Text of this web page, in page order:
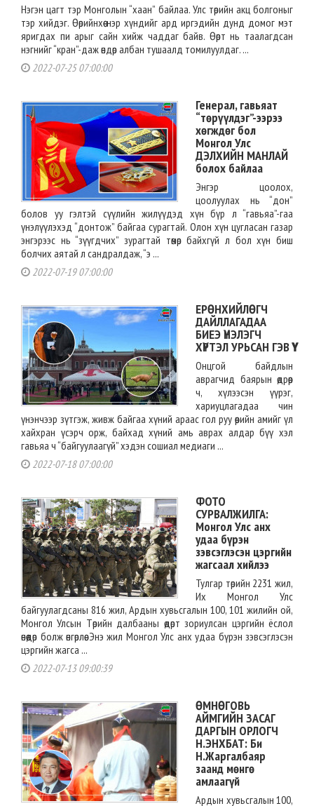
Нэгэн цагт тэр Монголын “хаан” байлаа. Улс төрийн акц болгоныг
тэр хийдэг. Өөрийнхөө нэр хүндийг ард иргэдийн дунд домог мэт
яригдах пи арыг сайн хийж чаддаг байв. Өөрт нь таалагдсан
нэгнийг “кран”-даж өндөр албан тушаалд томилуулдаг. ...
2022-07-25 07:00:00
Генерал, гавьяат
“төрүүлдэг”-ээрээ
хөгждөг бол
Монгол Улс
ДЭЛХИЙН МАНЛАЙ
болох байлаа
Энгэр цоолох,
цоолуулах нь “дон”
болов уу гэлтэй сүүлийн жилүүдэд хүн бүр л “гавьяа”-гаа
үнэлүүлэхэд “донтож” байгаа сурагтай. Олон хүн цугласан газар
энгэрээс нь “зүүгдчих” зурагтай төмөр байхгүй л бол хүн биш
болчих аятай л сандралдаж, “э ...
2022-07-19 07:00:00
ЕРӨНХИЙЛӨГЧ
ДАЙЛЛАГАДАА
БИЕЭ ҮНЭЛЭГЧ
ХҮРТЭЛ УРЬСАН ГЭВ ҮҮ
Онцгой байдлын
аврагчид баярын өдрөөр
ч, хүлээсэн үүрэг,
хариуцлагадаа чин
үнэнчээр зүтгэж, живж байгаа хүний араас гол руу өөрийн амийг үл
хайхран үсэрч орж, байхад хүний амь аврах алдар бүү хэл
гавьяа ч “байгуулаагүй” хэдэн сошиал медиаги ...
2022-07-18 07:00:00
ФОТО
СУРВАЛЖИЛГА:
Монгол Улс анх
удаа бүрэн
зэвсэглэсэн цэргийн
жагсаал хийлээ
Тулгар төрийн 2231 жил,
Их Монгол Улс
байгуулагдсаны 816 жил, Ардын хувьсгалын 100, 101 жилийн ой,
Монгол Улсын Төрийн далбааны өдөрт зориулсан цэргийн ёслол
өнөөдөр болж өнгөрлөө. Энэ жил Монгол Улс анх удаа бүрэн зэвсэглэсэн
цэргийн жагса ...
2022-07-13 09:00:39
ӨМНӨГОВЬ
АЙМГИЙН ЗАСАГ
ДАРГЫН ОРЛОГЧ
Н.ЭНХБАТ: Би
Н.Жаргалбаяр
заанд мөнгө
амлаагүй
Ардын хувьсгалын 100,